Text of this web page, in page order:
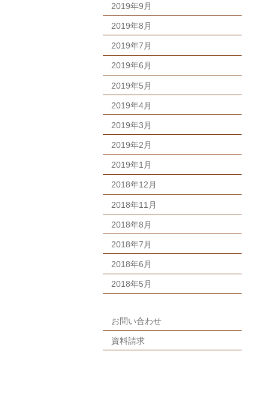
2019年9月
2019年8月
2019年7月
2019年6月
2019年5月
2019年4月
2019年3月
2019年2月
2019年1月
2018年12月
2018年11月
2018年8月
2018年7月
2018年6月
2018年5月
お問い合わせ
資料請求